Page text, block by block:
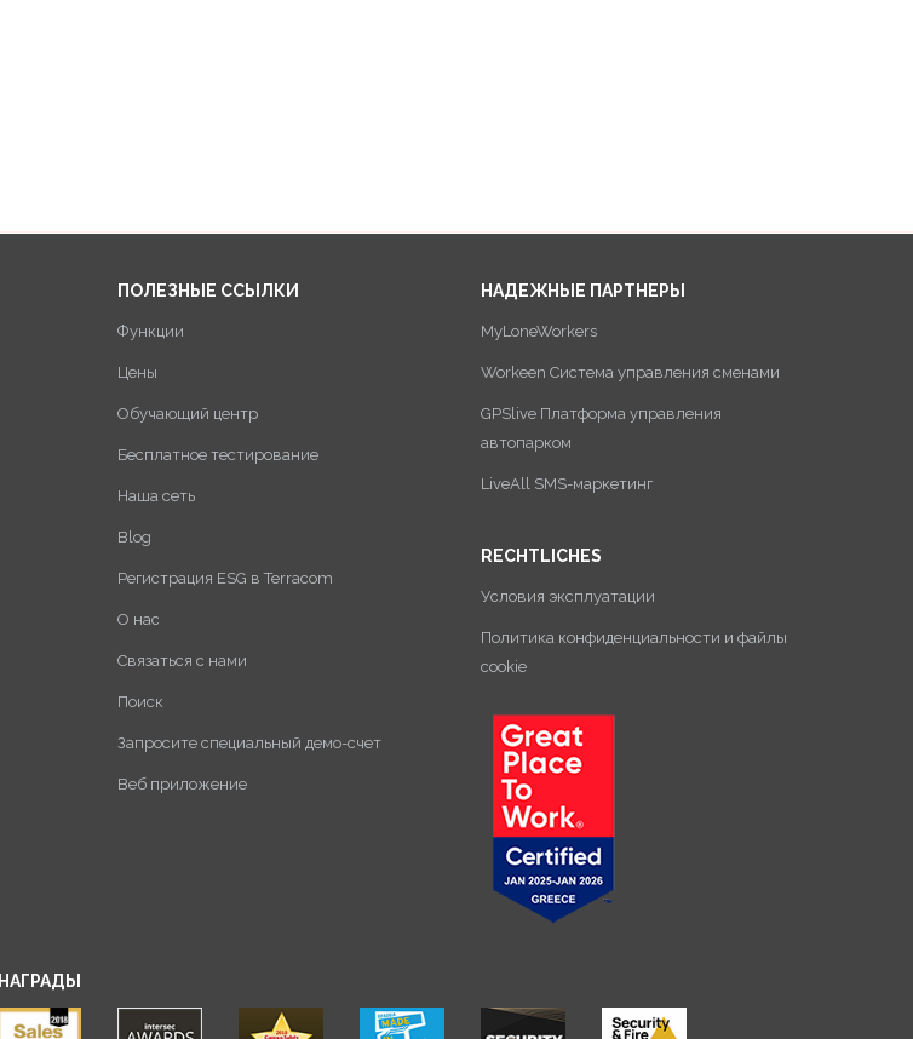
ПОЛЕЗНЫЕ ССЫЛКИ
Функции
Цены
Обучающий центр
Бесплатное тестирование
Наша сеть
Blog
Регистрация ESG в Terracom
О нас
Связаться с нами
Поиск
Запросите специальный демо-счет
Веб приложение
НАДЕЖНЫЕ ПАРТНЕРЫ
MyLoneWorkers
Workeen Система управления сменами
GPSlive Платформа управления
автопарком
LiveAll SMS-маркетинг
RECHTLICHES
Условия эксплуатации
Политика конфиденциальности и файлы
cookie
НАГРАДЫ